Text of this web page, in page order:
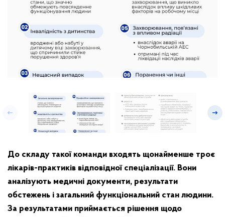
До складу такої команди входять щонайменше троє
лікарів-практиків відповідної спеціалізації. Вони
аналізують медичні документи, результати
обстежень і загальний функціональний стан людини.
За результатами приймається рішення щодо